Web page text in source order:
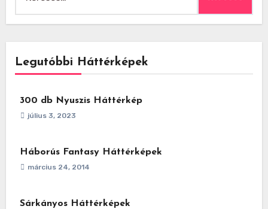
Legutóbbi Háttérképek
300 db Nyuszis Háttérkép
július 3, 2023
Háborús Fantasy Háttérképek
március 24, 2014
Sárkányos Háttérképek